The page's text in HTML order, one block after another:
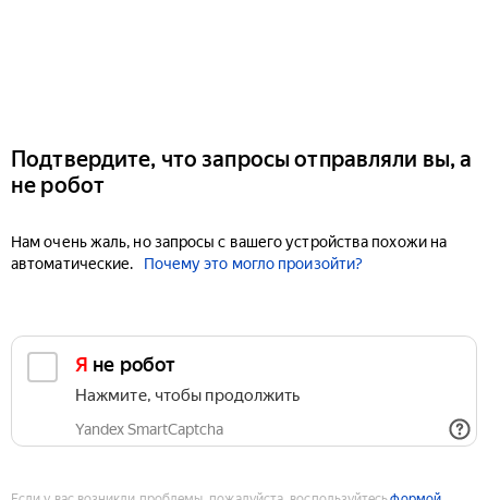
Подтвердите, что запросы отправляли вы, а
не робот
Нам очень жаль, но запросы с вашего устройства похожи на
автоматические.
Почему это могло произойти?
Я не робот
Нажмите, чтобы продолжить
Yandex SmartCaptcha